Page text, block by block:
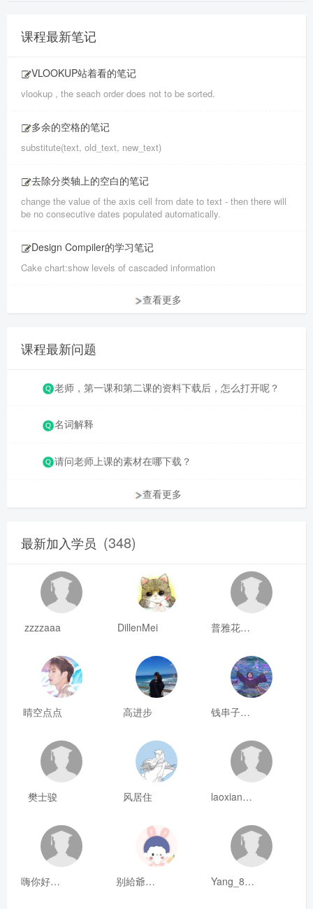
课程最新笔记
VLOOKUP站着看的笔记
vlookup , the seach order does not to be sorted.
多余的空格的笔记
substitute(text, old_text, new_text)
去除分类轴上的空白的笔记
change the value of the axis cell from date to text - then there will
be no consecutive dates populated automatically.
Design Compiler的学习笔记
Cake chart:show levels of cascaded information
查看更多
课程最新问题
老师，第一课和第二课的资料下载后，怎么打开呢？
名词解释
请问老师上课的素材在哪下载？
查看更多
最新加入学员 (348)
zzzzaaa DillenMei 普雅花qya
晴空点点 高进步 钱串子123
樊士骏 风居住 laoxianrou
嗨你好8mm 别給爺装纯 Yang_811